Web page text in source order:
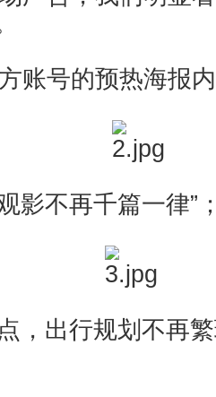
账号的预热海报
影不再千篇一律”
，出行规划不再